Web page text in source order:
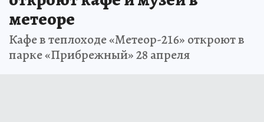
метеоре
Кафе в теплоходе «Метеор-216» откроют в
парке «Прибрежный» 28 апреля